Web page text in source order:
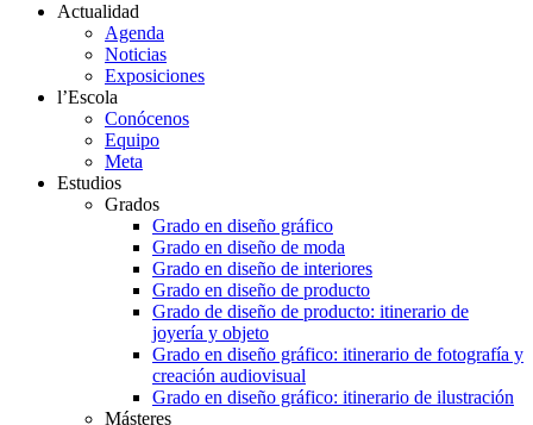
Actualidad
Agenda
Noticias
Exposiciones
l’Escola
Conócenos
Equipo
Meta
Estudios
Grados
Grado en diseño gráfico
Grado en diseño de moda
Grado en diseño de interiores
Grado en diseño de producto
Grado de diseño de producto: itinerario de
joyería y objeto
Grado en diseño gráfico: itinerario de fotografía y
creación audiovisual
Grado en diseño gráfico: itinerario de ilustración
Másteres